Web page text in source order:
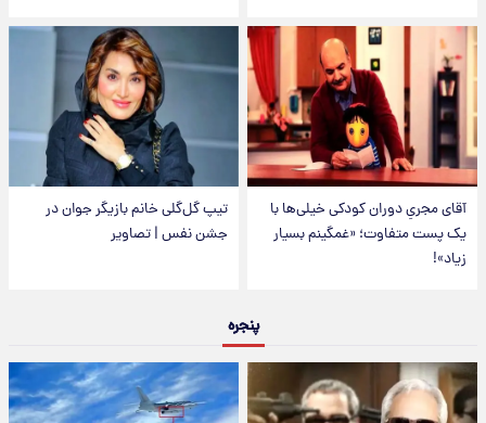
آقای مجریِ دوران کودکی خیلی‌ها با
یک پست متفاوت؛ «غمگینم بسیار
زیاد»!
تیپ گل‌گلی خانم بازیگر جوان در
جشن نفس | تصاویر
پنجره